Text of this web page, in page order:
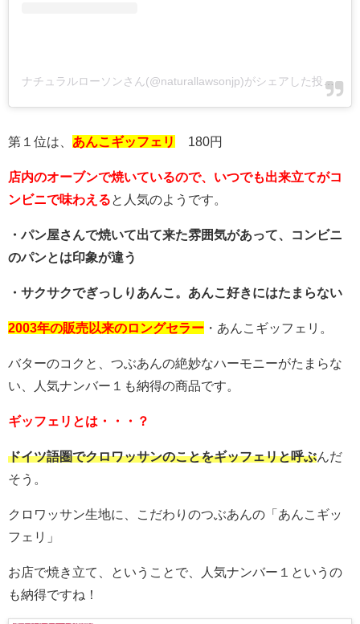
ナチュラルローソンさん(@naturallawsonjp)がシェアした投稿-
第１位は、 あんこギッフェリ 180円
店内のオーブンで焼いているので、いつでも出来立てがコ
ンビニで味わえる と人気のようです。
・パン屋さんで焼いて出て来た雰囲気があって、コンビニ
のパンとは印象が違う
・サクサクでぎっしりあんこ。あんこ好きにはたまらない
2003年の販売以来のロングセラー ・あんこギッフェリ。
バターのコクと、つぶあんの絶妙なハーモニーがたまらな
い、人気ナンバー１も納得の商品です。
ギッフェリとは・・・？
ドイツ語圏でクロワッサンのことをギッフェリと呼ぶんだ
そう。
クロワッサン生地に、こだわりのつぶあんの「あんこギッ
フェリ」
お店で焼き立て、ということで、人気ナンバー１というの
も納得ですね！